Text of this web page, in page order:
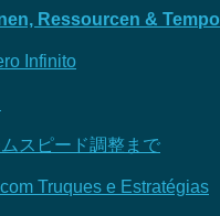
Ressourcen & Tempo
Infinito
スピード調整まで
Truques e Estratégias